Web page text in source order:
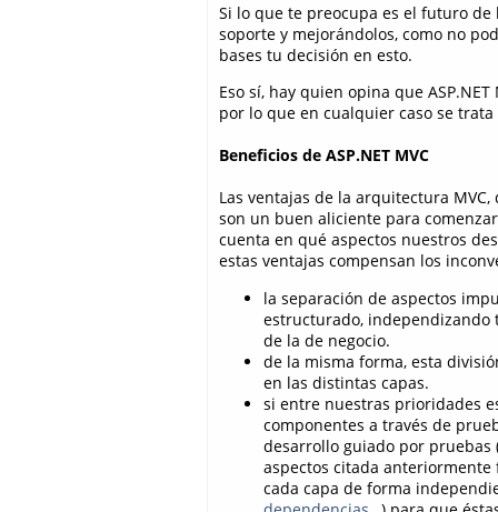
Si lo que te preocupa es el futuro
soporte y mejorándolos, como no
bases tu decisión en esto.
Eso sí, hay quien opina que
por lo que en cualquier caso se
Beneficios de ASP.NET MVC
Las ventajas de la arquitectura
son un buen aliciente para
cuenta en qué aspectos nuestros
estas ventajas compensan los
la separación de aspectos
estructurado, independizando
de la de negocio.
de la misma forma, esta
en las distintas capas.
si entre nuestras prioridades
componentes a través de
desarrollo guiado por pruebas
aspectos citada
cada capa de forma